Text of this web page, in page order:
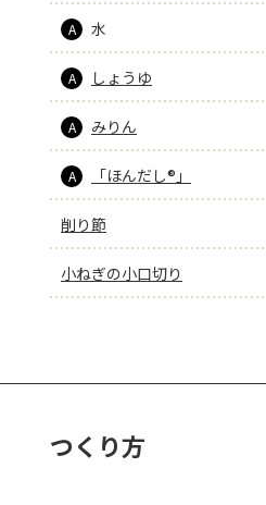
もっと見る
A 水
A しょうゆ
A みりん
A 「ほんだし®」
削り節
小ねぎの小口切り
つくり方